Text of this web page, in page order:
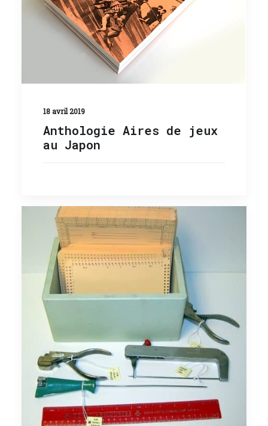
18 avril 2019
Anthologie Aires de jeux
au Japon